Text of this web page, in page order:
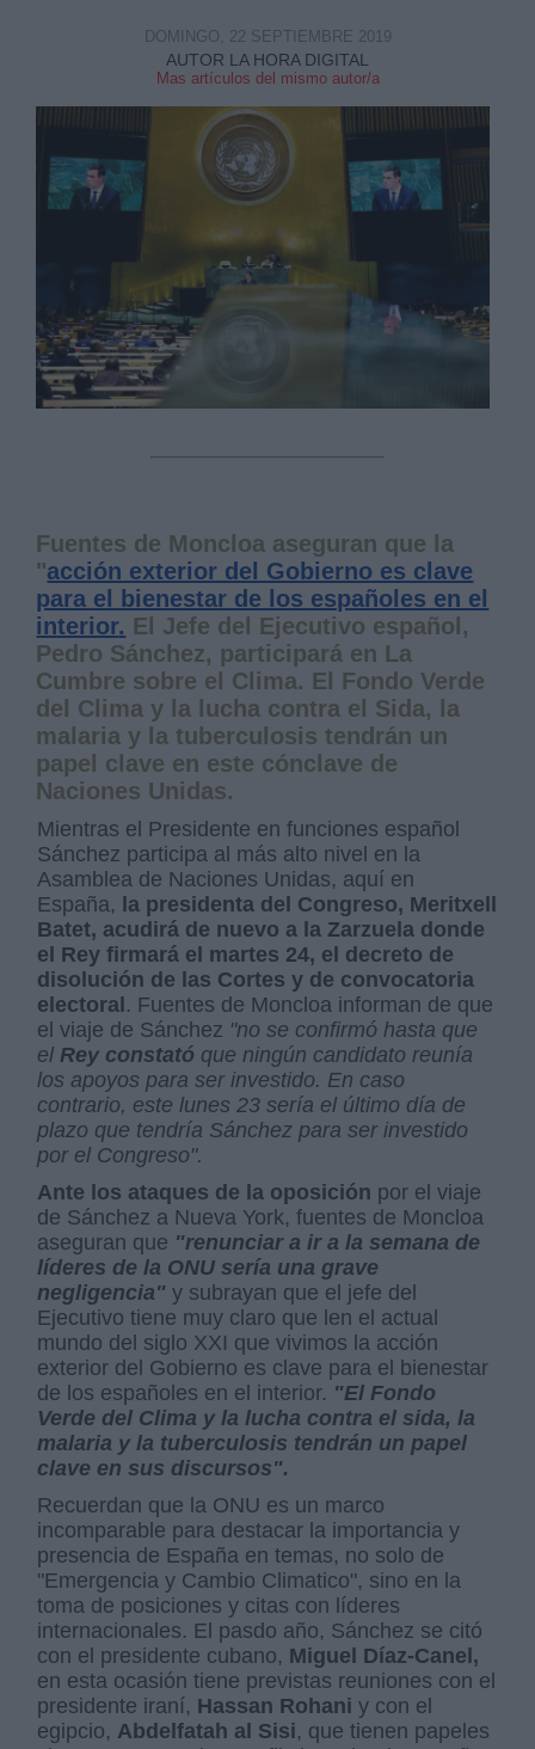
AUTOR LA HORA DIGITAL
Mas artículos del mismo autor/a
DOMINGO, 22 SEPTIEMBRE 2019
Fuentes de Moncloa aseguran que la
"acción exterior del Gobierno es clave
para el bienestar de los españoles en el
interior. El Jefe del Ejecutivo español,
Pedro Sánchez, participará en La
Cumbre sobre el Clima. El Fondo Verde
del Clima y la lucha contra el Sida, la
malaria y la tuberculosis tendrán un
papel clave en este cónclave de
Naciones Unidas.
Mientras el Presidente en funciones español
Sánchez participa al más alto nivel en la
Asamblea de Naciones Unidas, aquí en
España,
la presidenta del Congreso, Meritxell
Batet, acudirá de nuevo a la Zarzuela donde
el Rey firmará el martes 24, el decreto de
disolución de las Cortes y de convocatoria
electoral . Fuentes de Moncloa informan de que
el viaje de Sánchez "no se confirmó hasta que
elRey constató que ningún candidato reunía
los apoyos para ser investido. En caso
contrario, este lunes 23 sería el último día de
plazo que tendría Sánchez para ser investido
por el Congreso".
Ante los ataques de la oposición por el viaje
de Sánchez a Nueva York, fuentes de Moncloa
aseguran que "renunciar a ir a la semana de
líderes de la ONU sería una grave
negligencia" y subrayan que el jefe del
Ejecutivo tiene muy claro que len el actual
mundo del siglo XXI que vivimos la acción
exterior del Gobierno es clave para el bienestar
de los españoles en el interior. "El Fondo
Verde del Clima y la lucha contra el sida, la
malaria y la tuberculosis tendrán un papel
clave en sus discursos".
Recuerdan que la ONU es un marco
incomparable para destacar la importancia y
presencia de España en temas, no solo de
"Emergencia y Cambio Climatico", sino en la
toma de posiciones y citas con líderes
internacionales. El pasdo año, Sánchez se citó
con el presidente cubano, Miguel Díaz-Canel,
en esta ocasión tiene previstas reuniones con el
presidente iraní, Hassan Rohani y con el
egipcio, Abdelfatah al Sisi, que tienen papeles